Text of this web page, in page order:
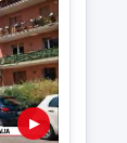
▶